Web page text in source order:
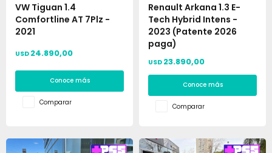
VW Tiguan 1.4
Comfortline AT 7Plz -
2021
USD 24.890,00
Conoce más
Comparar
Renault Arkana 1.3 E-
Tech Hybrid Intens -
2023 (Patente 2026
paga)
USD 23.890,00
Conoce más
Comparar